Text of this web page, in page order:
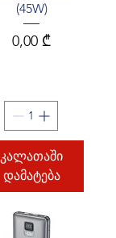
(45W)
Price
0,00 ₾
კალათაში
დამატება